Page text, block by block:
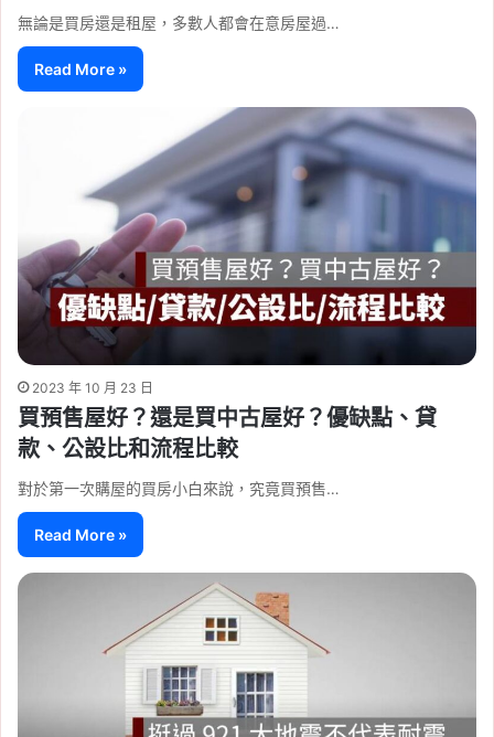
無論是買房還是租屋，多數人都會在意房屋過…
Read More »
2023 年 10 月 23 日
買預售屋好？還是買中古屋好？優缺點、貸
款、公設比和流程比較
對於第一次購屋的買房小白來說，究竟買預售…
Read More »